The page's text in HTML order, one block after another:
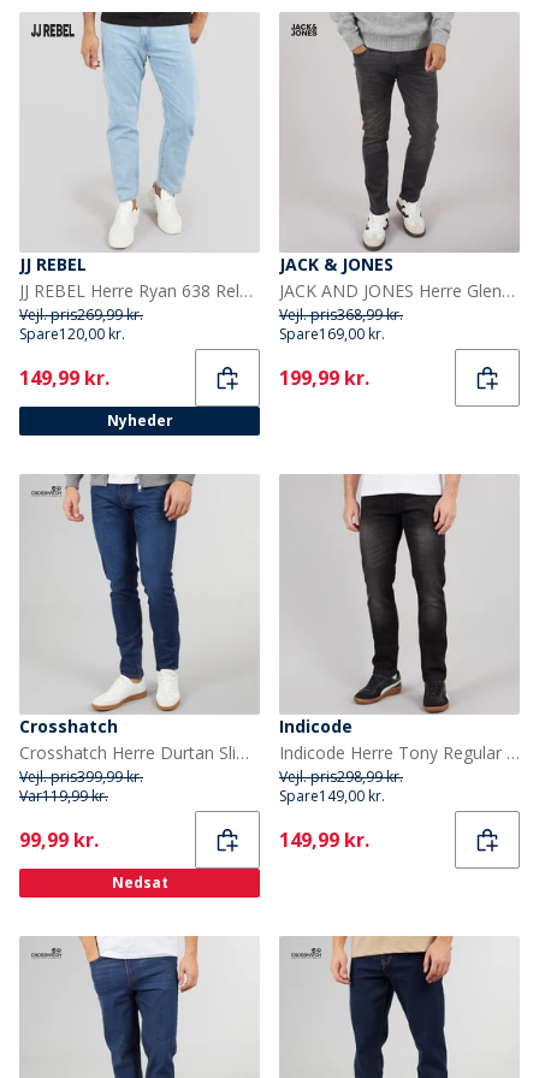
JJ REBEL
JJ REBEL Herre Ryan 638 Relaxed Fit Jeans Light Blue
Vejl. pris269,99 kr.
Spare120,00 kr.
Current
149,99 kr.
Nyheder
JACK & JONES
JACK AND JONES Herre Glenn Sq354 Slim Jeans Vasket Sort
Vejl. pris368,99 kr.
Spare169,00 kr.
Current
199,99 kr.
Crosshatch
Crosshatch Herre Durtan Slim Fit Jeans Mørkevask
Vejl. pris399,99 kr.
Var119,99 kr.
Current
99,99 kr.
Nedsat
Indicode
Indicode Herre Tony Regular Fit Jeans Sort
Vejl. pris298,99 kr.
Spare149,00 kr.
Current
149,99 kr.